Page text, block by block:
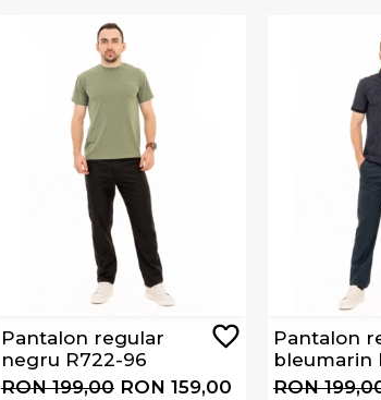
Pantalon regular
negru R722-96
RON 199,00 RON 159,00
Pantalon
bleumarin
RON